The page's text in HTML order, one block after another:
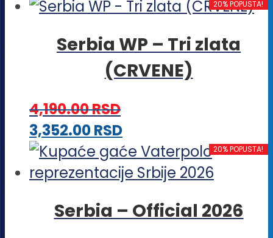
proizvod
više
varijanti.
biti
izabrane
na
proizvoda.
20% POPUSTA!
Serbia WP – Tri zlata
(CRVENE)
4,190.00RSD
3,352.00RSDOvaj
proizvod
ima
varijanti.
20% POPUSTA!
Serbia – Official 2026